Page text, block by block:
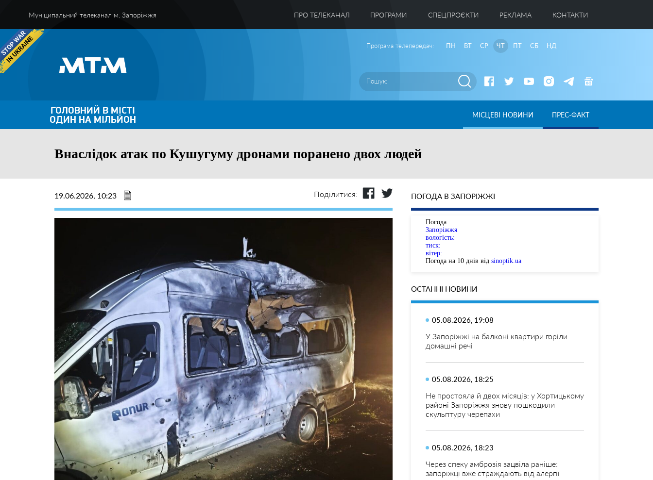
Муніципальний телеканал м. Запоріжжя ПРО ТЕЛЕКАНАЛ ПРОГРАМИ CПЕЦПРОЄКТИ РЕКЛАМА КОНТАКТИ
Програма телепередач: ПН ВТ СР ЧТ ПТ СБ НД
ГОЛОВНИЙ В МІСТІ
ОДИН НА МІЛЬЙОН МІСЦЕВІ НОВИНИ ПРЕС-ФАКТ
Внаслідок атак по Кушугуму дронами поранено двох людей
19.06.2026, 10:23 Поділитися: ПОГОДА В ЗАПОРІЖЖІ
Погода
Запоріжжя
вологість:
тиск:
вітер:
Погода на 10 днів від sinoptik.ua
ОСТАННІ НОВИНИ
05.08.2026, 19:08
У Запоріжжі на балконі квартири горіли
домашні речі
05.08.2026, 18:25
Не простояла й двох місяців: у Хортицькому
районі Запоріжжя знову пошкодили
скульптуру черепахи
05.08.2026, 18:23
Через спеку амброзія зацвіла раніше:
запоріжці вже страждають від алергії